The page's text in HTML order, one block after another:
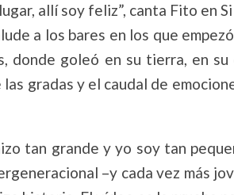
allí soy feliz”, canta Fito en
a los bares en los que
donde goleó en su tierra, en su
gradas y el caudal de
tan grande y yo soy tan
–y cada vez más